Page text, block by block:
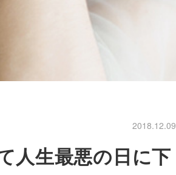
2018.12.09
人生最悪の日に下